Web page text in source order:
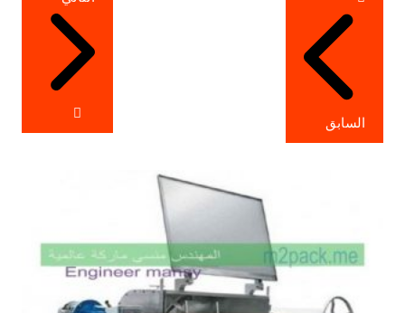
المقالات
السابق